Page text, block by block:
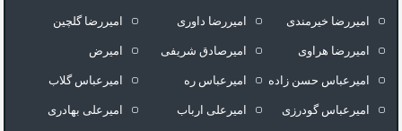
امیررضا خیرمندی امیررضا داوری امیررضا گلچین
امیررضا هراوی امیرصادق شریفی امیرض
امیرعباس حسن زاده امیرعباس ره امیرعباس گلاب
امیرعباس گودرزی امیرعلی ارباب امیرعلی بهادری